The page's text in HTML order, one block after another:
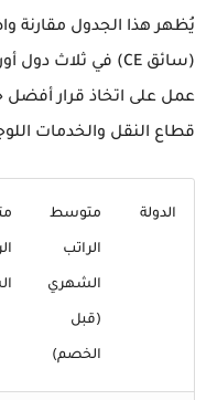
يُظهر هذا الجدول مقارنة
(سائق CE)
في ثلاث دول
عمل على اتخاذ قرار أفضل
قطاع النقل والخدمات
الدولة متوسط
الراتب
الشهري
(قبل
الخصم)